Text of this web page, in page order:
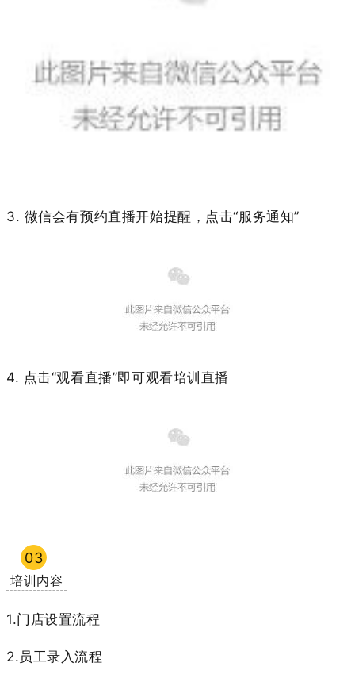
3. 微信会有预约直播开始提醒，点击“服务通知”
4. 点击“观看直播”即可观看培训直播
03
培训内容
1.门店设置流程
2.员工录入流程